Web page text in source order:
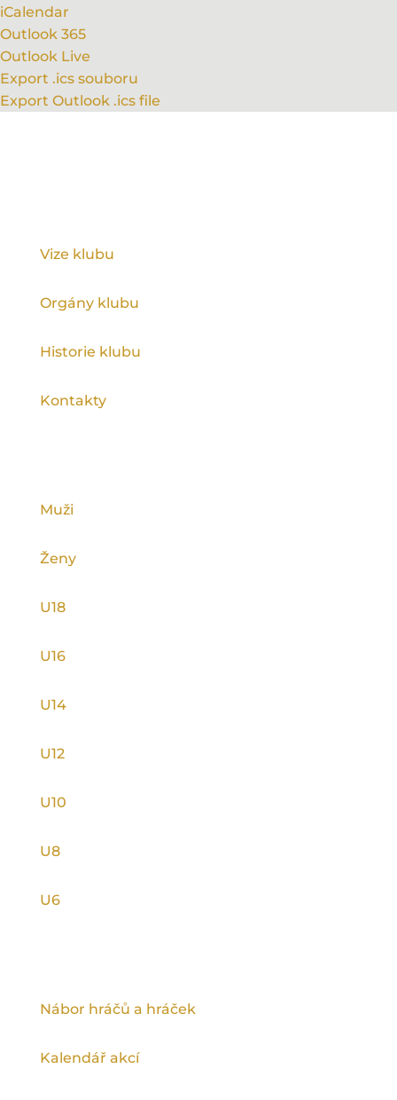
iCalendar
Outlook 365
Outlook Live
Export .ics souboru
Export Outlook .ics file
Vize klubu
Orgány klubu
Historie klubu
Kontakty
Muži
Ženy
U18
U16
U14
U12
U10
U8
U6
Nábor hráčů a hráček
Kalendář akcí